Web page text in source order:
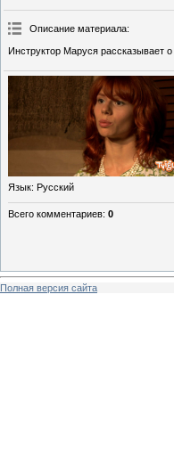
Описание материала:
Инструктор Маруся рассказывает
Язык: Русский
Всего комментариев: 0
Полная версия сайта